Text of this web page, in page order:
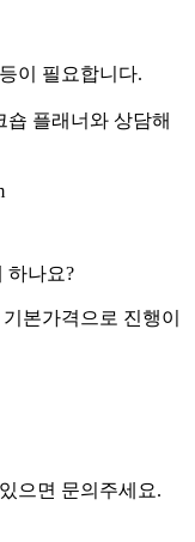
이 필요합니다.
플래너와 상담해
하나요?
본가격으로 진행이
으면 문의주세요.